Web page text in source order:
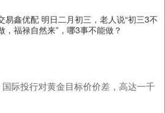
易鑫优配 明日二月初三，老人说“初三3不
，福禄自然来”，哪3事不能做？
际投行对黄金目标价价差，高达一千